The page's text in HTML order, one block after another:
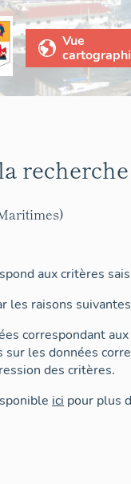
Vue
aux critères
les raisons
correspondant
sur les données
des critères.
ici pour plus